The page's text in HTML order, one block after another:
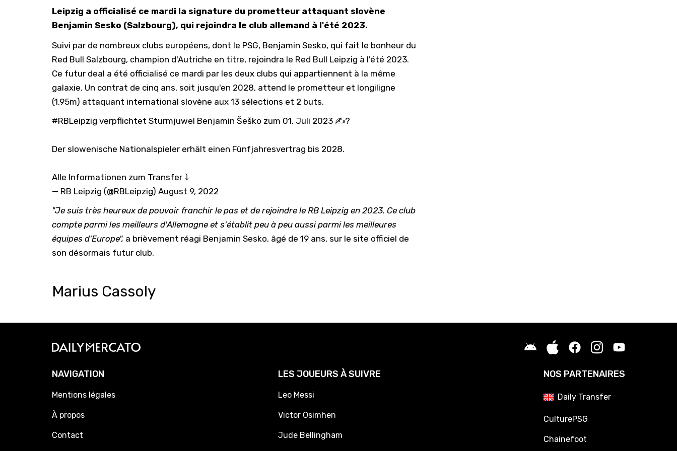
Leipzig a officialisé ce mardi la signature du prometteur attaquant slovène
Benjamin Sesko (Salzbourg), qui rejoindra le club allemand à l'été 2023.
Suivi par de nombreux clubs européens, dont le PSG, Benjamin Sesko, qui fait le bonheur du
Red Bull Salzbourg, champion d'Autriche en titre, rejoindra le Red Bull Leipzig à l'été 2023.
Ce futur deal a été officialisé ce mardi par les deux clubs qui appartiennent à la même
galaxie. Un contrat de cinq ans, soit jusqu'en 2028, attend le prometteur et longiligne
(1,95m) attaquant international slovène aux 13 sélections et 2 buts.
#RBLeipzig verpflichtet Sturmjuwel Benjamin Šeško zum 01. Juli 2023 ✍️?
Der slowenische Nationalspieler erhält einen Fünfjahresvertrag bis 2028.
Alle Informationen zum Transfer ⤵️
— RB Leipzig (@RBLeipzig) August 9, 2022
"Je suis très heureux de pouvoir franchir le pas et de rejoindre le RB Leipzig en 2023. Ce club
compte parmi les meilleurs d'Allemagne et s'établit peu à peu aussi parmi les meilleures
équipes d'Europe", a brièvement réagi Benjamin Sesko, âgé de 19 ans, sur le site officiel de
son désormais futur club.
Marius Cassoly
NAVIGATION
Mentions légales
À propos
Contact
LES JOUEURS À SUIVRE
Leo Messi
Victor Osimhen
Jude Bellingham
NOS PARTENAIRES
Daily Transfer
CulturePSG
Chainefoot